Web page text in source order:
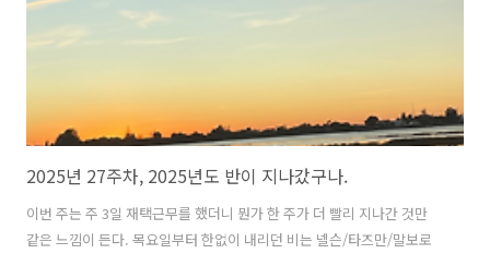
위해 시작한 다..
2025년 27주차, 2025년도 반이 지나갔구나.
이번 주는 주 3일 재택근무를 했더니 뭔가 한 주가 더 빨리 지나간 것만
같은 느낌이 든다. 목요일부터 한없이 내리던 비는 넬슨/타즈만/말보로